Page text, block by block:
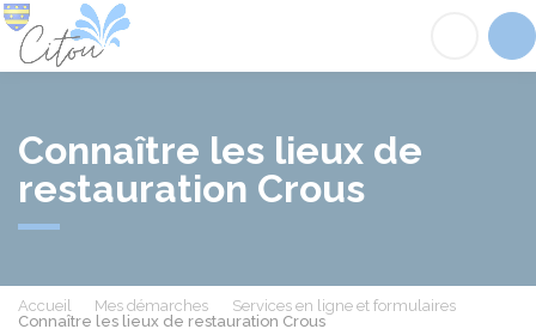
Connaître les lieux de
restauration Crous
Accueil Mes démarches
Services en ligne et formulaires
Connaître les lieux de restauration Crous